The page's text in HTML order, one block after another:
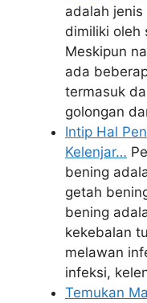
adalah
dimiliki oleh
Meskipun
ada
termasuk
golongan
Intip Hal
Kelenjar…
bening
getah
bening
kekebalan
melawan
infeksi,
Temukan